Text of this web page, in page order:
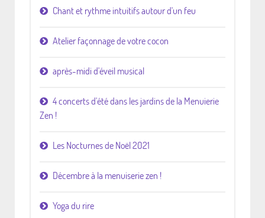
Chant et rythme intuitifs autour d'un feu
Atelier façonnage de votre cocon
après-midi d'éveil musical
4 concerts d'été dans les jardins de la Menuierie
Zen !
Les Nocturnes de Noël 2021
Décembre à la menuiserie zen !
Yoga du rire